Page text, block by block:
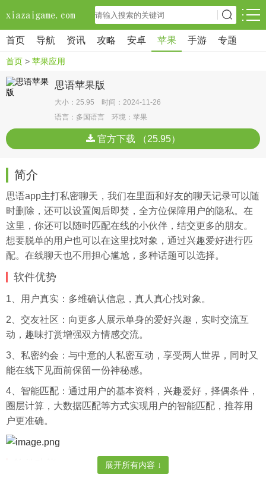
首页 导航 资讯 攻略 安卓 苹果 手游 专题
首页 > 苹果应用
思语苹果版
大小：25.95 时间：2024-11-26
语言：多国语言 环境：苹果
官方下载 （25.95）
简介
思语app主打私密聊天，我们在里面和好友的聊天记录可以随
时删除，还可以设置阅后即焚，全方位保障用户的隐私。在
这里，你还可以随时匹配在线的小伙伴，结交更多的朋友。
想要脱单的用户也可以在这里找对象，通过兴趣爱好进行匹
配。在线聊天也不用担心尴尬，多种话题可以选择。
软件优势
1、用户真实：多维确认信息，真人真心找对象。
2、交友社区：向更多人展示单身的爱好兴趣，实时交流互
动，趣味打赏增强双方情感交流。
3、私密约会：与中意的人私密互动，享受两人世界，同时又
能在线下见面前保留一份神秘感。
4、智能匹配：通过用户的基本资料，兴趣爱好，择偶条件，
圈层计算，大数据匹配等方式实现用户的智能匹配，推荐用
户更准确。
展开所有内容 ↓